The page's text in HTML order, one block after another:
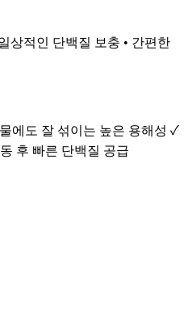
상적인 단백질 보충 • 간편한
에도 잘 섞이는 높은 용해성 ✓
후 빠른 단백질 공급